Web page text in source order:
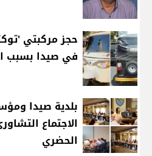
حجز مركبتي
في صيدا بسبب
بلدية صيدا
الاجتماع
الحضري